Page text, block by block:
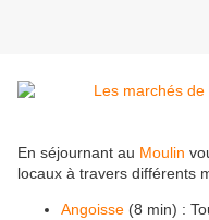
En séjournant au Moulin
locaux à travers différents
Angoisse (8 min) :